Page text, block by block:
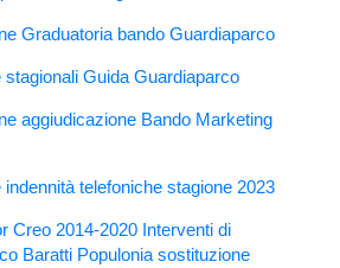
Graduatoria bando Guardiaparco
Guida Guardiaparco
aggiudicazione Bando Marketing
telefoniche stagione 2023
Creo 2014-2020 Interventi di
Baratti Populonia sostituzione